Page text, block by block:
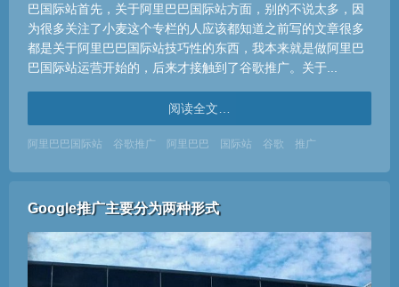
巴国际站首先，关于阿里巴巴国际站方面，别的不说太多，因
为很多关注了小麦这个专栏的人应该都知道之前写的文章很多
都是关于阿里巴巴国际站技巧性的东西，我本来就是做阿里巴
巴国际站运营开始的，后来才接触到了谷歌推广。关于...
阅读全文…
阿里巴巴国际站 谷歌推广 阿里巴巴 国际站 谷歌 推广
Google推广主要分为两种形式